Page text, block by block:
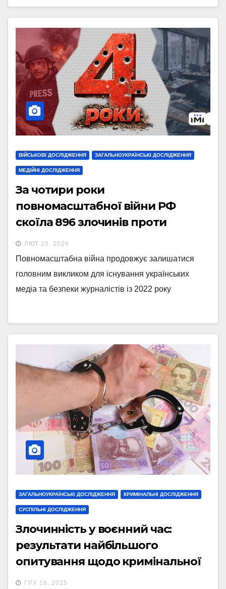
ВІЙСЬКОВІ ДОСЛІДЖЕННЯ ЗАГАЛЬНОУКРАЇНСЬКІ ДОСЛІДЖЕННЯ
МЕДІЙНІ ДОСЛІДЖЕННЯ
За чотири роки
повномасштабної війни РФ
скоїла 896 злочинів проти
журналістів та медіа
ЛЮТ 25, 2026
Повномасштабна війна продовжує залишатися
головним викликом для існування українських
медіа та безпеки журналістів із 2022 року
ЗАГАЛЬНОУКРАЇНСЬКІ ДОСЛІДЖЕННЯ КРИМІНАЛЬНІ ДОСЛІДЖЕННЯ
СУСПІЛЬНІ ДОСЛІДЖЕННЯ
Злочинність у воєнний час:
результати найбільшого
опитування щодо кримінальної
ситуації в Україні.
ГРУ 16, 2025